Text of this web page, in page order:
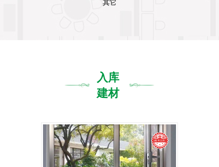
其它
入库
建材